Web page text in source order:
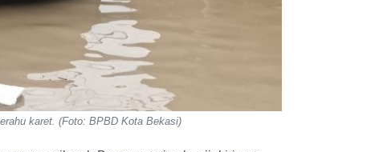
karet. (Foto: BPBD Kota Bekasi)